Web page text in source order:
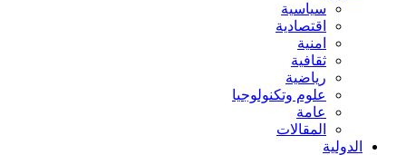
سياسية
اقتصادية
امنية
ثقافية
رياضية
علوم وتكنولوجيا
عامة
المقالات
الدولية